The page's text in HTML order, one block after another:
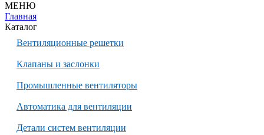
МЕНЮ
Главная
Каталог
Вентиляционные решетки
Клапаны и заслонки
Промышленные вентиляторы
Автоматика для вентиляции
Детали систем вентиляции